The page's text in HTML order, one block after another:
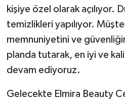
kişiye özel olarak açılıyor.
temizlikleri yapılıyor.
memnuniyetini ve
planda tutarak, en iyi ve
devam ediyoruz.
Gelecekte Elmira Beauty